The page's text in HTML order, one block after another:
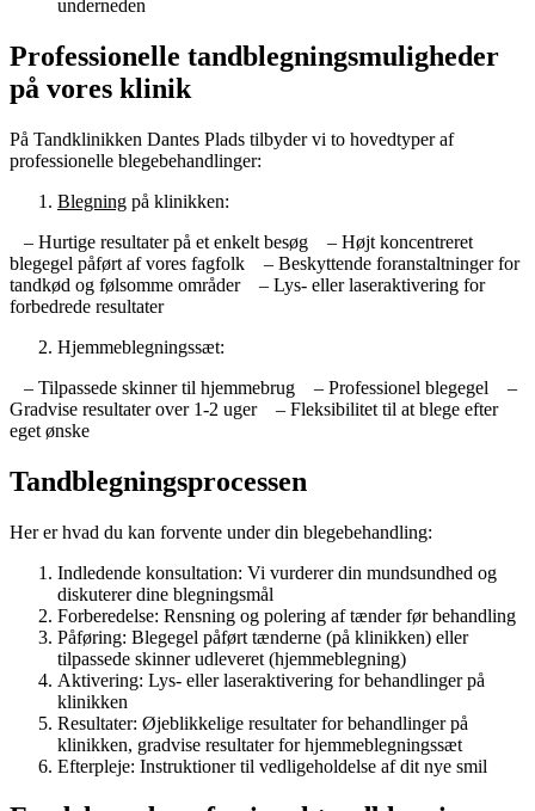
underneden
Professionelle tandblegningsmuligheder
på vores klinik
På Tandklinikken Dantes Plads tilbyder vi to hovedtyper af
professionelle blegebehandlinger:
Blegning på klinikken:
– Hurtige resultater på et enkelt besøg
– Højt koncentreret
blegegel påført af vores fagfolk
– Beskyttende foranstaltninger for
tandkød og følsomme områder
– Lys- eller laseraktivering for
forbedrede resultater
Hjemmeblegningssæt:
– Tilpassede skinner til hjemmebrug
– Professionel blegegel
–
Gradvise resultater over 1-2 uger
– Fleksibilitet til at blege efter
eget ønske
Tandblegningsprocessen
Her er hvad du kan forvente under din blegebehandling:
Indledende konsultation: Vi vurderer din mundsundhed og
diskuterer dine blegningsmål
Forberedelse: Rensning og polering af tænder før behandling
Påføring: Blegegel påført tænderne (på klinikken) eller
tilpassede skinner udleveret (hjemmeblegning)
Aktivering: Lys- eller laseraktivering for behandlinger på
klinikken
Resultater: Øjeblikkelige resultater for behandlinger på
klinikken, gradvise resultater for hjemmeblegningssæt
Efterpleje: Instruktioner til vedligeholdelse af dit nye smil